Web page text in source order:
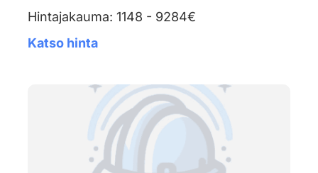
Hintajakauma: 1148 - 9284€
Katso hinta